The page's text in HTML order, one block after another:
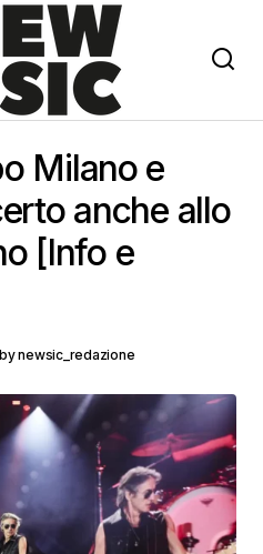
Milano e
anche allo
[Info e
bynewsic_redazione